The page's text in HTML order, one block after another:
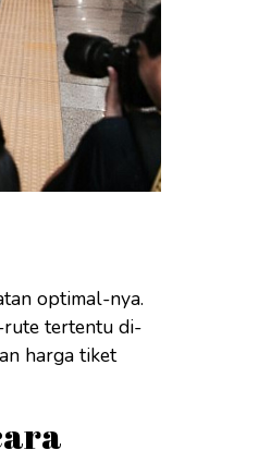
optimal-nya.
rute tertentu di-
harga tiket